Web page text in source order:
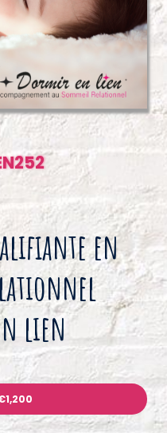
en
lien